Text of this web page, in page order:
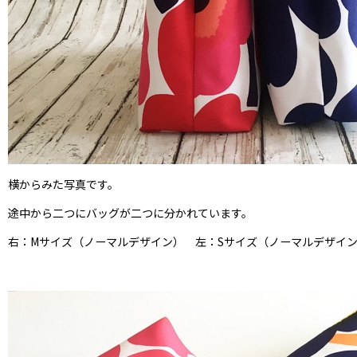
横からみた写真です。
途中から二つにバッグが二つに分かれています。
右：Mサイズ（ノーマルデザイン） 左：Sサイズ（ノーマルデザイ